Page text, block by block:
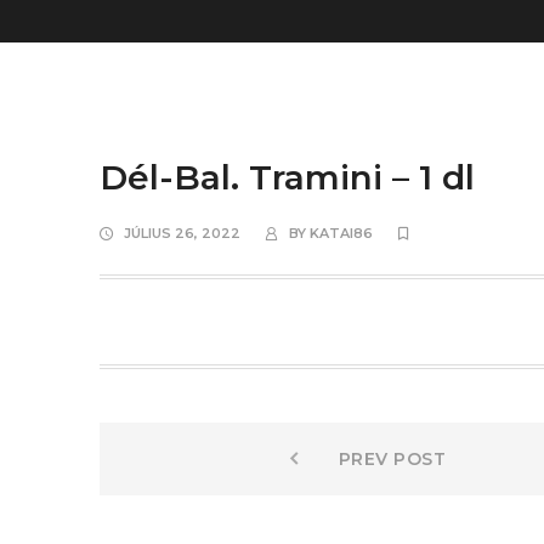
Dél-Bal. Tramini – 1 dl
JÚLIUS 26, 2022 BY KATAI86
Bejegyzés
PREV POST